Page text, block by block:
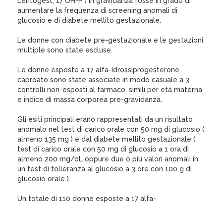
aumentare la frequenza di screening anomali di
glucosio e di diabete mellito gestazionale.
Le donne con diabete pre-gestazionale e le gestazioni
multiple sono state escluse.
Le donne esposte a 17 alfa-Idrossiprogesterone
caproato sono state associate in modo casuale a 3
controlli non-esposti al farmaco, simili per età materna
e indice di massa corporea pre-gravidanza.
Gli esiti principali erano rappresentati da un risultato
anomalo nel test di carico orale con 50 mg di glucosio (
almeno 135 mg ) e dal diabete mellito gestazionale (
test di carico orale con 50 mg di glucosio a 1 ora di
almeno 200 mg/dL oppure due o più valori anomali in
un test di tolleranza al glucosio a 3 ore con 100 g di
glucosio orale ).
Un totale di 110 donne esposte a 17 alfa-